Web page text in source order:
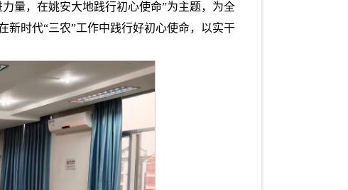
量，在姚安大地践行初心使命”为主题，为全
时代“三农”工作中践行好初心使命，以实干